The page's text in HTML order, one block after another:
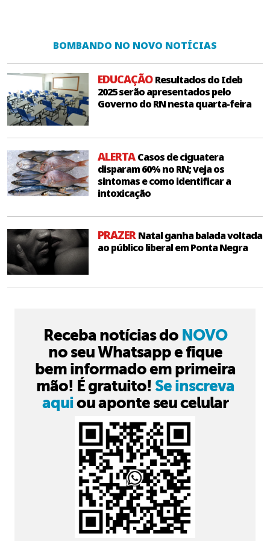
BOMBANDO NO NOVO NOTÍCIAS
EDUCAÇÃOResultados do Ideb
2025 serão apresentados pelo
Governo do RN nesta quarta-feira
ALERTACasos de ciguatera
disparam 60% no RN; veja os
sintomas e como identificar a
intoxicação
PRAZERNatal ganha balada voltada
ao público liberal em Ponta Negra
Receba notícias do NOVO
no seu Whatsapp e fique
bem informado em primeira
mão! É gratuito! Se inscreva
aquiou aponte seu celular